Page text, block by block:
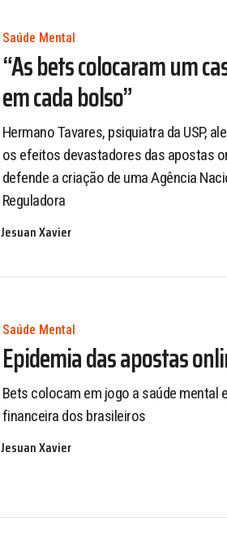
Saúde Mental
“As bets colocaram um
em cada bolso”
Hermano Tavares, psiquiatra da USP,
os efeitos devastadores das apostas
defende a criação de uma Agência
Reguladora
Jesuan Xavier
Saúde Mental
Epidemia das apostas
Bets colocam em jogo a saúde mental e
financeira dos brasileiros
Jesuan Xavier